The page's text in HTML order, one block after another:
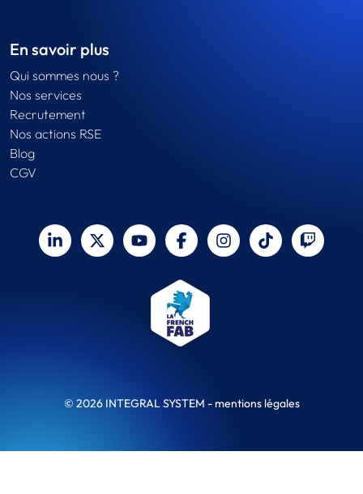
En savoir plus
Qui sommes nous ?
Nos services
Recrutement
Nos actions RSE
Blog
CGV
© 2026 INTEGRAL SYSTEM - mentions légales